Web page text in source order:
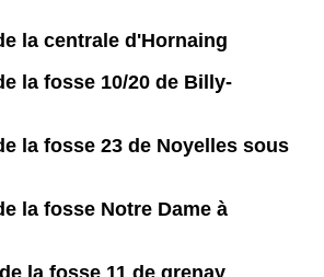
la centrale d'Hornaing
la fosse 10/20 de Billy-
la fosse 23 de Noyelles sous
la fosse Notre Dame à